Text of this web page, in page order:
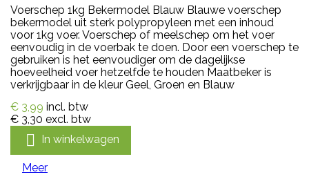
Voerschep 1kg Bekermodel Blauw Blauwe voerschep
bekermodel uit sterk polypropyleen met een inhoud
voor 1kg voer. Voerschep of meelschep om het voer
eenvoudig in de voerbak te doen. Door een voerschep te
gebruiken is het eenvoudiger om de dagelijkse
hoeveelheid voer hetzelfde te houden Maatbeker is
verkrijgbaar in de kleur Geel, Groen en Blauw
€ 3,99 incl. btw
€ 3,30 excl. btw
 In winkelwagen
Meer